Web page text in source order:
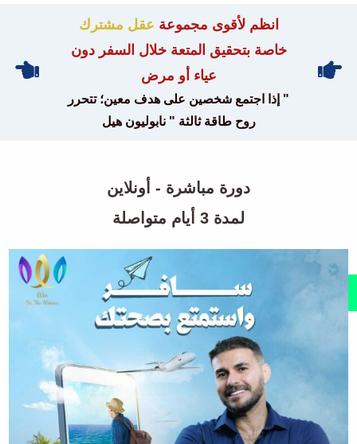
انظم لأقوى مجموعة عقل مشترك
خاصة بتحقيق المتعة خلال السفر دون
عياء أو مرض
" إذا اجتمع شخصين على هدف معين؛ تتحرر
روح طاقة ثالثة " نابوليون هيل
دورة مباشرة - أونلاين
لمدة 3 أيام متواصلة